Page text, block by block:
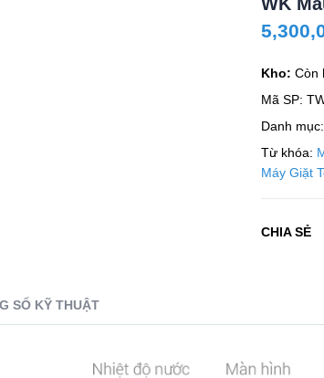
Kho: Còn
Mã SP:
Danh mục:
Từ khóa:
Máy Giặt
CHIA SẺ
SỐ KỸ THUẬT